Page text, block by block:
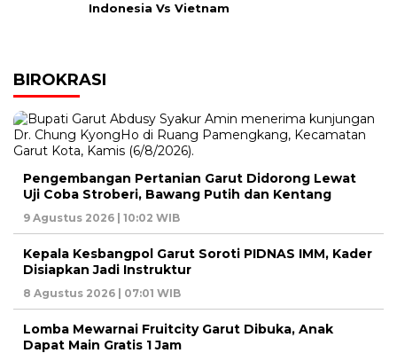
Indonesia Vs Vietnam
BIROKRASI
Pengembangan Pertanian Garut Didorong Lewat
Uji Coba Stroberi, Bawang Putih dan Kentang
9 Agustus 2026 | 10:02 WIB
Kepala Kesbangpol Garut Soroti PIDNAS IMM, Kader
Disiapkan Jadi Instruktur
8 Agustus 2026 | 07:01 WIB
Lomba Mewarnai Fruitcity Garut Dibuka, Anak
Dapat Main Gratis 1 Jam